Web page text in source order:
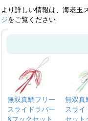
より詳しい情報は、海老玉
ジをご覧ください
無双真鯛フリー
スライドラバー
&フックセット
無双真
スライ
セット